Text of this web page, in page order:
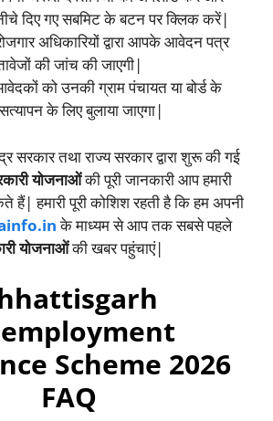
दिए गए सबमिट के बटन पर क्लिक करें|
अधिकारियों द्वारा आपके आवेदन पत्र
की जांच की जाएगी|
को उनकी ग्राम पंचायत या बोर्ड के
के लिए बुलाया जाएगा|
सरकार तथा राज्य सरकार द्वारा शुरू की गई
योजनाओंकी पूरी जानकारी आप हमारी
हैं| हमारी पूरी कोशिश रहती है कि हम अपनी
के माध्यम से आप तक सबसे पहले
योजनाओंकी खबर पहुंचाएं|
Scheme 2026
FAQ